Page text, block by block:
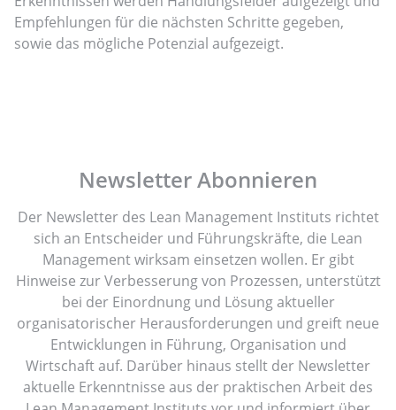
Empfehlungen für die nächsten Schritte gegeben,
sowie das mögliche Potenzial aufgezeigt.
Newsletter Abonnieren
Der Newsletter des Lean Management Instituts richtet
sich an Entscheider und Führungskräfte, die Lean
Management wirksam einsetzen wollen. Er gibt
Hinweise zur Verbesserung von Prozessen, unterstützt
bei der Einordnung und Lösung aktueller
organisatorischer Herausforderungen und greift neue
Entwicklungen in Führung, Organisation und
Wirtschaft auf. Darüber hinaus stellt der Newsletter
aktuelle Erkenntnisse aus der praktischen Arbeit des